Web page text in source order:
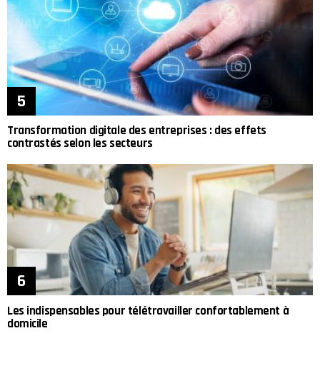
Transformation digitale des entreprises : des effets
contrastés selon les secteurs
Les indispensables pour télétravailler confortablement à
domicile